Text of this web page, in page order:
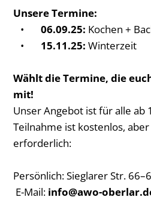
Unsere Termine:
• 06.09.25: Kochen +
• 15.11.25: Winterzeit
Wählt die Termine, die
mit!
Unser Angebot ist für alle ab
Teilnahme ist kostenlos,
erforderlich:
Persönlich: Sieglarer Str.
E-Mail: info@awo-